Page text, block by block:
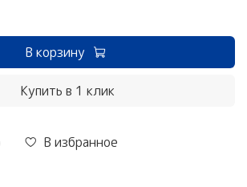
В избранное
В корзину
Купить в 1 клик